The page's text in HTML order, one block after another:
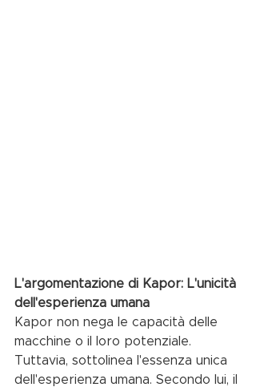
L'argomentazione di Kapor: L'unicità
dell'esperienza umana
Kapor non nega le capacità delle
macchine o il loro potenziale.
Tuttavia, sottolinea l'essenza unica
dell'esperienza umana. Secondo lui, il